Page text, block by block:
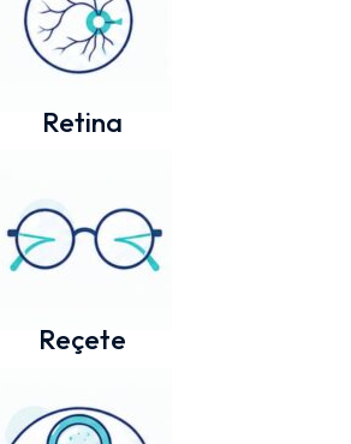
Retina
Reçete